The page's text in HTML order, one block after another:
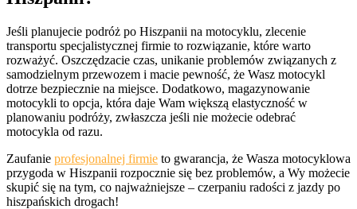
Jeśli planujecie podróż po Hiszpanii na motocyklu, zlecenie
transportu specjalistycznej firmie to rozwiązanie, które warto
rozważyć. Oszczędzacie czas, unikanie problemów związanych z
samodzielnym przewozem i macie pewność, że Wasz motocykl
dotrze bezpiecznie na miejsce. Dodatkowo, magazynowanie
motocykli to opcja, która daje Wam większą elastyczność w
planowaniu podróży, zwłaszcza jeśli nie możecie odebrać
motocykla od razu.
Zaufanie profesjonalnej firmie to gwarancja, że Wasza motocyklowa
przygoda w Hiszpanii rozpocznie się bez problemów, a Wy możecie
skupić się na tym, co najważniejsze – czerpaniu radości z jazdy po
hiszpańskich drogach!